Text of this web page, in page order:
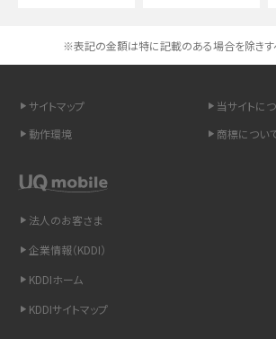
iCloudの使用容量を減らす9つの方法！使用状況の確認
※表記の金額は特に記載のある場合を除きす
サイトマップ
当サイトに
動作環境
商標につい
法人のお客さま
企業情報（KDDI）
KDDIホーム
KDDIサイトマップ